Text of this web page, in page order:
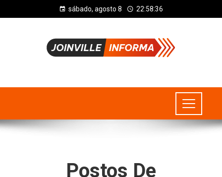
sábado, agosto 8 22:58:37
Postos De